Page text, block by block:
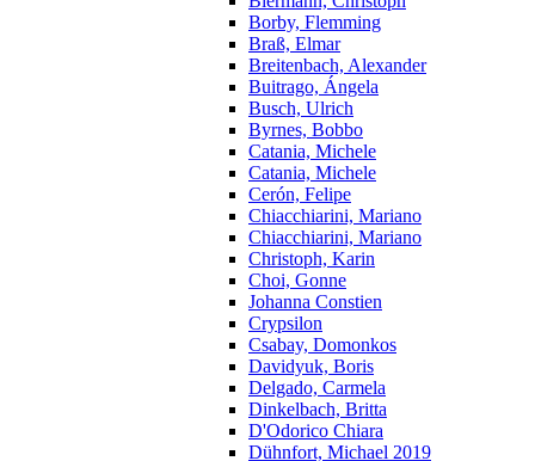
Borby, Flemming
Braß, Elmar
Breitenbach, Alexander
Buitrago, Ángela
Busch, Ulrich
Byrnes, Bobbo
Catania, Michele
Catania, Michele
Cerón, Felipe
Chiacchiarini, Mariano
Chiacchiarini, Mariano
Christoph, Karin
Choi, Gonne
Johanna Constien
Crypsilon
Csabay, Domonkos
Davidyuk, Boris
Delgado, Carmela
Dinkelbach, Britta
D'Odorico Chiara
Dühnfort, Michael 2019